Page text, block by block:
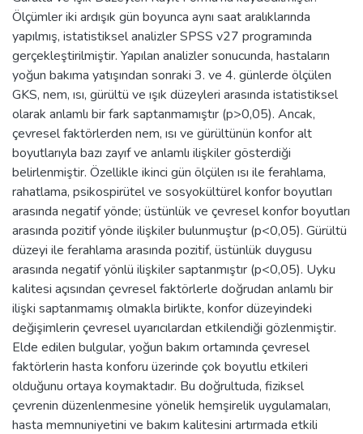
Ölçümler iki ardışık gün boyunca aynı saat aralıklarında
yapılmış, istatistiksel analizler SPSS v27 programında
gerçekleştirilmiştir. Yapılan analizler sonucunda, hastaların
yoğun bakıma yatışından sonraki 3. ve 4. günlerde ölçülen
GKS, nem, ısı, gürültü ve ışık düzeyleri arasında istatistiksel
olarak anlamlı bir fark saptanmamıştır (p>0,05). Ancak,
çevresel faktörlerden nem, ısı ve gürültünün konfor alt
boyutlarıyla bazı zayıf ve anlamlı ilişkiler gösterdiği
belirlenmiştir. Özellikle ikinci gün ölçülen ısı ile ferahlama,
rahatlama, psikospirütel ve sosyokültürel konfor boyutları
arasında negatif yönde; üstünlük ve çevresel konfor boyutları
arasında pozitif yönde ilişkiler bulunmuştur (p<0,05). Gürültü
düzeyi ile ferahlama arasında pozitif, üstünlük duygusu
arasında negatif yönlü ilişkiler saptanmıştır (p<0,05). Uyku
kalitesi açısından çevresel faktörlerle doğrudan anlamlı bir
ilişki saptanmamış olmakla birlikte, konfor düzeyindeki
değişimlerin çevresel uyarıcılardan etkilendiği gözlenmiştir.
Elde edilen bulgular, yoğun bakım ortamında çevresel
faktörlerin hasta konforu üzerinde çok boyutlu etkileri
olduğunu ortaya koymaktadır. Bu doğrultuda, fiziksel
çevrenin düzenlenmesine yönelik hemşirelik uygulamaları,
hasta memnuniyetini ve bakım kalitesini artırmada etkili